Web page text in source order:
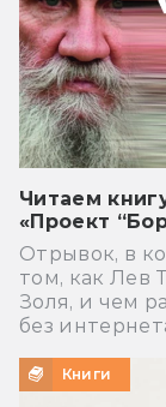
Читаем
«Проект
Отрывок, в
том, как Лев
Золя, и чем
без
Книги